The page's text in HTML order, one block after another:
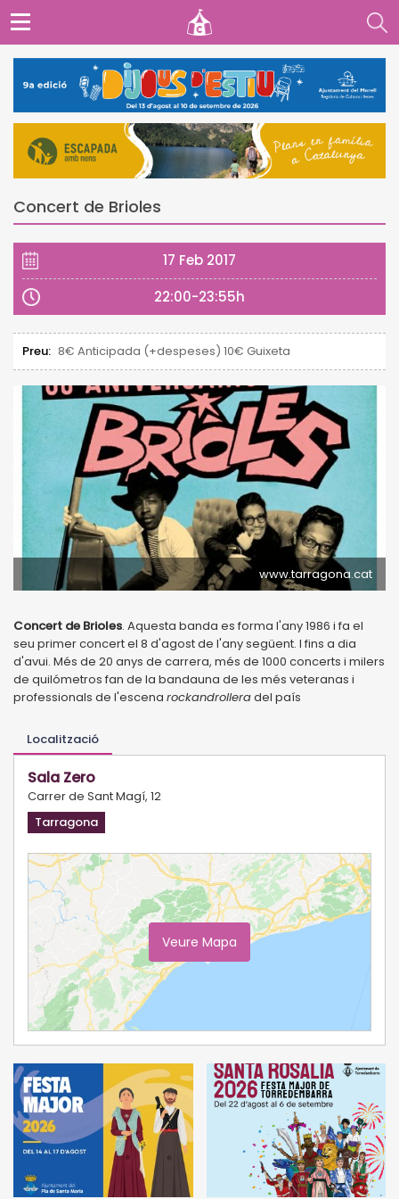
Concert de Brioles
17 Feb 2017
22:00-23:55h
Preu: 8€ Anticipada (+despeses) 10€ Guixeta
www.tarragona.cat
Concert de Brioles. Aquesta banda es forma l'any 1986 i fa el
seu primer concert el 8 d'agost de l'any següent. I fins a dia
d'avui. Més de 20 anys de carrera, més de 1000 concerts i milers
de quilómetros fan de la bandauna de les més veteranas i
professionals de l'escena rockandrolleradel país
Localització
Sala Zero
Carrer de Sant Magí, 12
Tarragona
Veure Mapa